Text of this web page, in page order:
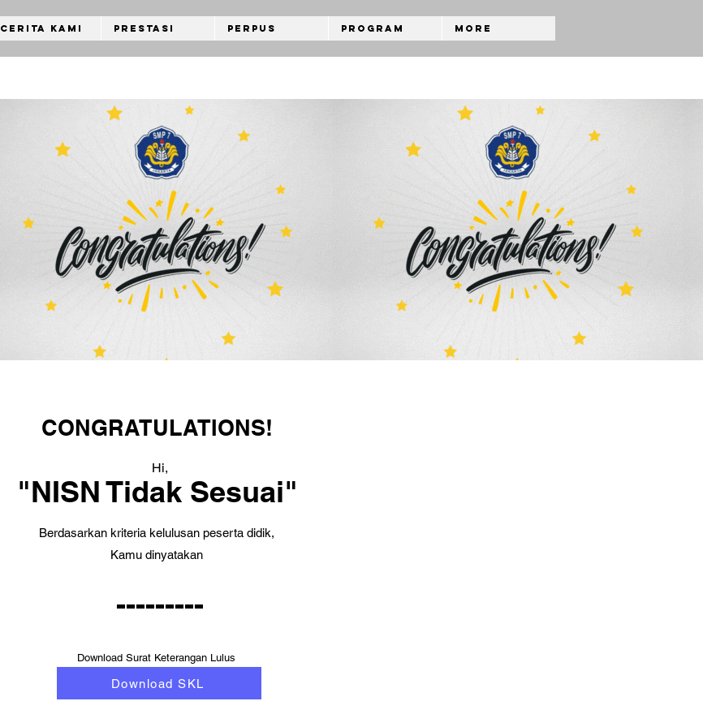
Cerita Kami Prestasi Perpus Program More
CONGRATULATIONS!
Hi,
"NISN Tidak Sesuai"
Berdasarkan kriteria kelulusan peserta didik,
Kamu dinyatakan
---------
Download Surat Keterangan Lulus
Download SKL